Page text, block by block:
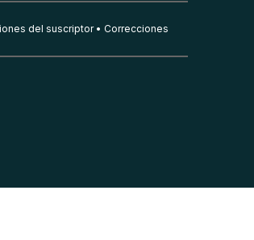
del suscriptor Correcciones